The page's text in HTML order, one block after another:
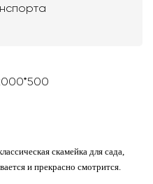
скамейка для сада,
и прекрасно смотрится.